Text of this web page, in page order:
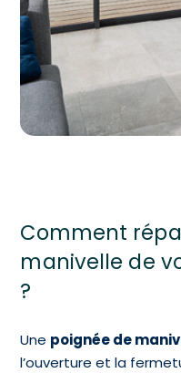
Comment
manivelle de
?
Une poignée de
l’ouverture et la